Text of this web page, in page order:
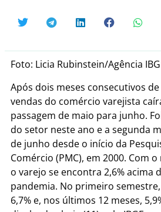
Foto: Licia Rubinstein/Agência
Após dois meses consecutivos
vendas do comércio varejista
passagem de maio para junho.
do setor neste ano e a segunda
de junho desde o início da
Comércio (PMC), em 2000. Com
o varejo se encontra 2,6% acima
pandemia. No primeiro
6,7% e, nos últimos 12 meses,